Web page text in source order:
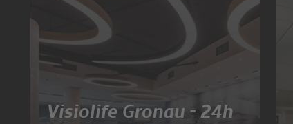
Visiolife Gronau - 24h
0228 97649020